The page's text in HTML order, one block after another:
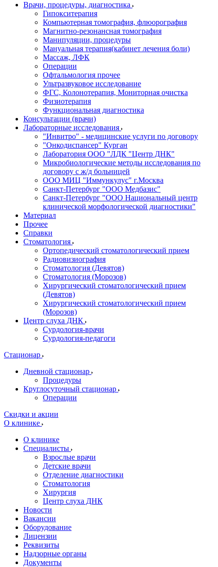
Врачи, процедуры, диагностика
Гипокситерапия
Компьютерная томография, флюорография
Магнитно-резонансная томография
Манипуляции, процедуры
Мануальная терапия(кабинет лечения боли)
Массаж, ЛФК
Операции
Офтальмология прочее
Ультразвуковое исследование
ФГС, Колонотерапия, Мониторная очистка
Физиотерапия
Функциональная диагностика
Консультации (врачи)
Лабораторные исследования
"Инвитро" - медицинские услуги по договору
"Онкодиспансер" Курган
Лаборатория ООО "ЛДК "Центр ДНК"
Микробиологические методы исследования по
договору с ж/д больницей
ООО МИЦ "Иммункулус" г.Москва
Санкт-Петербург "ООО Медбазис"
Санкт-Петербург "ООО Национальный центр
клинической морфологической диагностики"
Материал
Прочее
Справки
Стоматология
Ортопедический стоматологический прием
Радиовизиография
Стоматология (Девятов)
Стоматология (Морозов)
Хирургический стоматологический прием
(Девятов)
Хирургический стоматологический прием
(Морозов)
Центр слуха ДНК
Сурдология-врачи
Сурдология-педагоги
Стационар
Дневной стационар
Процедуры
Круглосуточный стационар
Операции
Скидки и акции
О клинике
О клинике
Специалисты
Взрослые врачи
Детские врачи
Отделение диагностики
Стоматология
Хирургия
Центр слуха ДНК
Новости
Вакансии
Оборудование
Лицензии
Реквизиты
Надзорные органы
Документы